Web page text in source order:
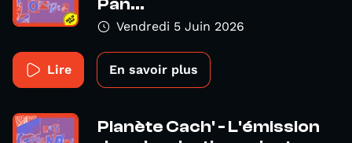
Vendredi 5 Juin 2026
Lire En savoir plus
Planète Cach' - L'émission